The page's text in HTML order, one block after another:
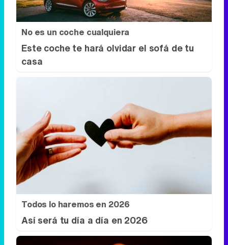
No es un coche cualquiera
Este coche te hará olvidar el sofá de tu
casa
Todos lo haremos en 2026
Así será tu día a día en 2026